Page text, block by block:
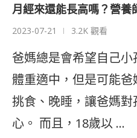
月經來還能長高嗎？營養
2023-07-21 3.2K 觀看
爸媽總是會希望自己小
體重適中，但是可能
挑食、晚睡，讓爸媽
心。 而且，18歲以 …